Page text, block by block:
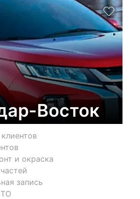
Восток
и окраска
запись